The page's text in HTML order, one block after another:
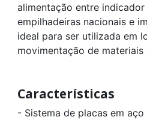
alimentação entre
empilhadeiras nacionais e
ideal para ser utilizada em
movimentação de materiais
Características
- Sistema de placas em